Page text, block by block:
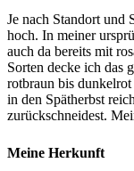
Je nach Standort und
hoch. In meiner
auch da bereits mit
Sorten decke ich das
rotbraun bis
in den Spätherbst
zurückschneidest.
Meine Herkunft